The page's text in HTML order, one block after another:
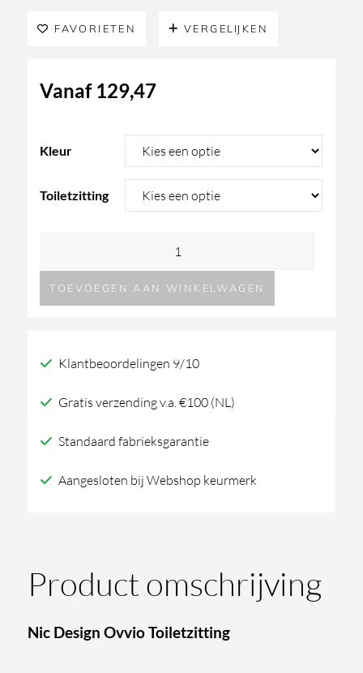
FAVORIETEN VERGELIJKEN
Vanaf 129,47
Kleur
Toiletzitting
Design
Ovvio
TOEVOEGEN AAN WINKELWAGEN
Klantbeoordelingen 9/10
Gratis verzending v.a. €100 (NL)
Standaard fabrieksgarantie
Aangesloten bij Webshop keurmerk
Product omschrijving
Nic Design Ovvio Toiletzitting